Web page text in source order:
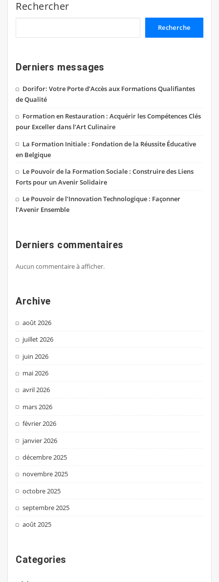
Rechercher
Recherche
Derniers messages
Dorifor: Votre Porte d’Accès aux Formations Qualifiantes
de Qualité
Formation en Restauration : Acquérir les Compétences Clés
pour Exceller dans l’Art Culinaire
La Formation Initiale : Fondation de la Réussite Éducative
en Belgique
Le Pouvoir de la Formation Sociale : Construire des Liens
Forts pour un Avenir Solidaire
Le Pouvoir de l’Innovation Technologique : Façonner
l’Avenir Ensemble
Derniers commentaires
Aucun commentaire à afficher.
Archive
août 2026
juillet 2026
juin 2026
mai 2026
avril 2026
mars 2026
février 2026
janvier 2026
décembre 2025
novembre 2025
octobre 2025
septembre 2025
août 2025
Categories